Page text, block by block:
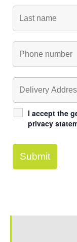
I accept the
privacy